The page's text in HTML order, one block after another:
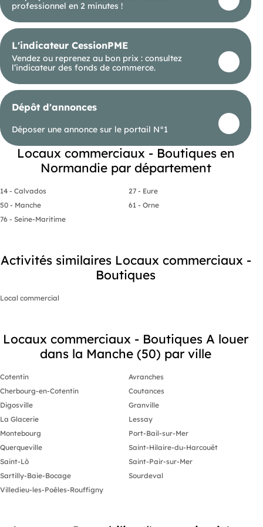
professionnel en 2 minutes !
L'indicateur CessionPME
Vendez ou reprenez au bon prix : consultez
l’indicateur des fonds de commerce.
Dépôt d'annonces
Déposer une annonce sur le portail N°1
Locaux commerciaux - Boutiques en
Normandie par département
14 - Calvados
27 - Eure
50 - Manche
61 - Orne
76 - Seine-Maritime
Activités similaires Locaux commerciaux -
Boutiques
Local commercial
Locaux commerciaux - Boutiques A louer
dans la Manche (50) par ville
Cotentin
Avranches
Cherbourg-en-Cotentin
Coutances
Digosville
Granville
La Glacerie
Lessay
Montebourg
Port-Bail-sur-Mer
Querqueville
Saint-Hilaire-du-Harcouët
Saint-Lô
Saint-Pair-sur-Mer
Sartilly-Baie-Bocage
Sourdeval
Villedieu-les-Poêles-Rouffigny